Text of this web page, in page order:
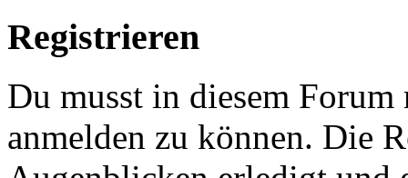
Registrieren
Du musst in diesem
anmelden zu können. Die